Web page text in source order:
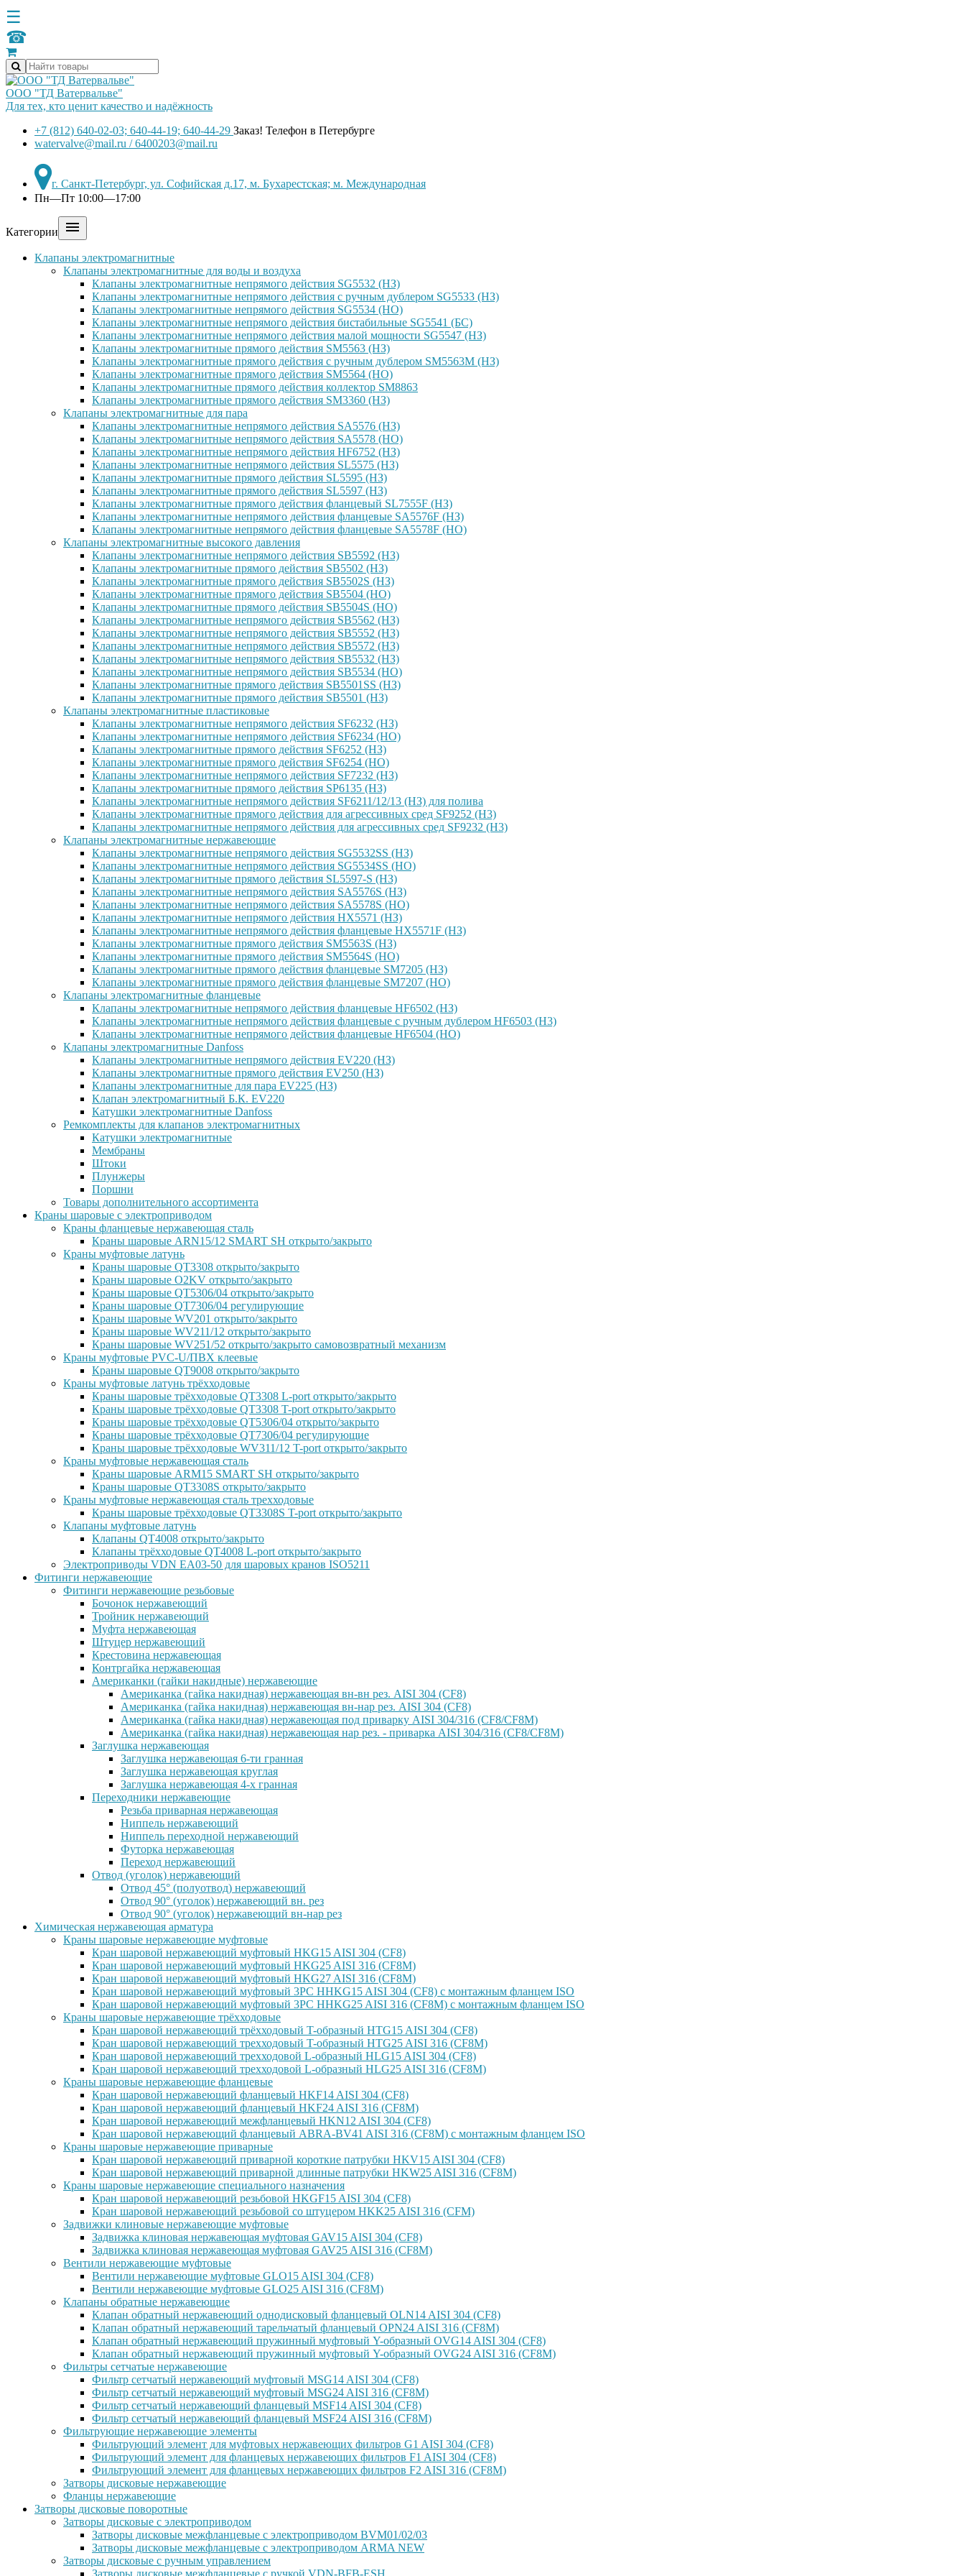
☰
☎
ООО "ТД Ватервальве"
Для тех, кто ценит качество и надёжность
+7 (812) 640-02-03; 640-44-19; 640-44-29 Заказ! Телефон в Петербурге
watervalve@mail.ru / 6400203@mail.ru
г. Санкт-Петербург, ул. Софийская д.17, м. Бухарестская; м. Международная
Пн—Пт 10:00—17:00
Категории 
Клапаны электромагнитные
Клапаны электромагнитные для воды и воздуха
Клапаны электромагнитные непрямого действия SG5532 (НЗ)
Клапаны электромагнитные непрямого действия с ручным дублером SG5533 (НЗ)
Клапаны электромагнитные непрямого действия SG5534 (НО)
Клапаны электромагнитные непрямого действия бистабильные SG5541 (БС)
Клапаны электромагнитные непрямого действия малой мощности SG5547 (НЗ)
Клапаны электромагнитные прямого действия SM5563 (НЗ)
Клапаны электромагнитные прямого действия с ручным дублером SM5563M (НЗ)
Клапаны электромагнитные прямого действия SM5564 (НО)
Клапаны электромагнитные прямого дейcтвия коллектор SM8863
Клапаны электромагнитные прямого действия SM3360 (НЗ)
Клапаны электромагнитные для пара
Клапаны электромагнитные непрямого действия SA5576 (НЗ)
Клапаны электромагнитные непрямого действия SA5578 (НО)
Клапаны электромагнитные непрямого действия HF6752 (НЗ)
Клапаны электромагнитные непрямого действия SL5575 (НЗ)
Клапаны электромагнитные прямого действия SL5595 (НЗ)
Клапаны электромагнитные прямого действия SL5597 (НЗ)
Клапаны электромагнитные прямого действия фланцевый SL7555F (НЗ)
Клапаны электромагнитные непрямого действия фланцевые SA5576F (НЗ)
Клапаны электромагнитные непрямого действия фланцевые SA5578F (НО)
Клапаны электромагнитные высокого давления
Клапаны электромагнитные непрямого действия SB5592 (НЗ)
Клапаны электромагнитные прямого действия SB5502 (НЗ)
Клапаны электромагнитные прямого действия SB5502S (НЗ)
Клапаны электромагнитные прямого действия SB5504 (НО)
Клапаны электромагнитные прямого действия SB5504S (НО)
Клапаны электромагнитные непрямого действия SB5562 (НЗ)
Клапаны электромагнитные непрямого действия SB5552 (НЗ)
Клапаны электромагнитные непрямого действия SB5572 (НЗ)
Клапаны электромагнитные непрямого действия SB5532 (НЗ)
Клапаны электромагнитные непрямого действия SB5534 (НО)
Клапаны электромагнитные прямого действия SB5501SS (НЗ)
Клапаны электромагнитные прямого действия SB5501 (НЗ)
Клапаны электромагнитные пластиковые
Клапаны электромагнитные непрямого действия SF6232 (НЗ)
Клапаны электромагнитные непрямого действия SF6234 (НО)
Клапаны электромагнитные прямого действия SF6252 (НЗ)
Клапаны электромагнитные прямого действия SF6254 (НО)
Клапаны электромагнитные непрямого действия SF7232 (НЗ)
Клапаны электромагнитные прямого действия SP6135 (НЗ)
Клапаны электромагнитные непрямого действия SF6211/12/13 (НЗ) для полива
Клапаны электромагнитные прямого действия для агрессивных сред SF9252 (H3)
Клапаны электромагнитные непрямого действия для агрессивных сред SF9232 (H3)
Клапаны электромагнитные нержавеющие
Клапаны электромагнитные непрямого действия SG5532SS (НЗ)
Клапаны электромагнитные непрямого действия SG5534SS (НО)
Клапаны электромагнитные прямого действия SL5597-S (НЗ)
Клапаны электромагнитные непрямого действия SA5576S (НЗ)
Клапаны электромагнитные непрямого действия SA5578S (НО)
Клапаны электромагнитные непрямого действия HX5571 (НЗ)
Клапаны электромагнитные непрямого действия фланцевые HX5571F (НЗ)
Клапаны электромагнитные прямого действия SM5563S (НЗ)
Клапаны электромагнитные прямого действия SM5564S (НО)
Клапаны электромагнитные прямого действия фланцевые SM7205 (НЗ)
Клапаны электромагнитные прямого действия фланцевые SM7207 (НО)
Клапаны электромагнитные фланцевые
Клапаны электромагнитные непрямого действия фланцевые HF6502 (НЗ)
Клапаны электромагнитные непрямого действия фланцевые с ручным дублером HF6503 (Н3)
Клапаны электромагнитные непрямого действия фланцевые HF6504 (НО)
Клапаны электромагнитные Danfoss
Клапаны электромагнитные непрямого действия EV220 (НЗ)
Клапаны электромагнитные прямого действия EV250 (НЗ)
Клапаны электромагнитные для пара EV225 (НЗ)
Клапан электромагнитный Б.К. EV220
Катушки электромагнитные Danfoss
Ремкомплекты для клапанов электромагнитных
Катушки электромагнитные
Мембраны
Штоки
Плунжеры
Поршни
Товары дополнительного ассортимента
Краны шаровые с электроприводом
Краны фланцевые нержавеющая сталь
Краны шаровые ARN15/12 SMART SH открыто/закрыто
Краны муфтовые латунь
Краны шаровые QT3308 открыто/закрыто
Краны шаровые O2KV открыто/закрыто
Краны шаровые QT5306/04 открыто/закрыто
Краны шаровые QT7306/04 регулирующие
Краны шаровые WV201 открыто/закрыто
Краны шаровые WV211/12 открыто/закрыто
Краны шаровые WV251/52 открыто/закрыто самовозвратный механизм
Краны муфтовые PVC-U/ПВХ клеевые
Краны шаровые QT9008 открыто/закрыто
Краны муфтовые латунь трёхходовые
Краны шаровые трёхходовые QT3308 L-port открыто/закрыто
Краны шаровые трёхходовые QT3308 T-port открыто/закрыто
Краны шаровые трёхходовые QT5306/04 открыто/закрыто
Краны шаровые трёхходовые QT7306/04 регулирующие
Краны шаровые трёхходовые WV311/12 T-port открыто/закрыто
Краны муфтовые нержавеющая сталь
Краны шаровые ARM15 SMART SH открыто/закрыто
Краны шаровые QT3308S открыто/закрыто
Краны муфтовые нержавеющая сталь трехходовые
Краны шаровые трёхходовые QT3308S T-port открыто/закрыто
Клапаны муфтовые латунь
Клапаны QT4008 открыто/закрыто
Клапаны трёхходовые QT4008 L-port открыто/закрыто
Электроприводы VDN EA03-50 для шаровых кранов ISO5211
Фитинги нержавеющие
Фитинги нержавеющие резьбовые
Бочонок нержавеющий
Тройник нержавеющий
Муфта нержавеющая
Штуцер нержавеющий
Крестовина нержавеющая
Контргайка нержавеющая
Американки (гайки накидные) нержавеющие
Американка (гайка накидная) нержавеющая вн-вн рез. AISI 304 (CF8)
Американка (гайка накидная) нержавеющая вн-нар рез. AISI 304 (CF8)
Американка (гайка накидная) нержавеющая под приварку AISI 304/316 (CF8/CF8M)
Американка (гайка накидная) нержавеющая нар рез. - приварка AISI 304/316 (CF8/CF8M)
Заглушка нержавеющая
Заглушка нержавеющая 6-ти гранная
Заглушка нержавеющая круглая
Заглушка нержавеющая 4-х гранная
Переходники нержавеющие
Резьба приварная нержавеющая
Ниппель нержавеющий
Ниппель переходной нержавеющий
Футорка нержавеющая
Переход нержавеющий
Отвод (уголок) нержавеющий
Отвод 45° (полуотвод) нержавеющий
Отвод 90° (уголок) нержавеющий вн. рез
Отвод 90° (уголок) нержавеющий вн-нар рез
Химическая нержавеющая арматура
Краны шаровые нержавеющие муфтовые
Кран шаровой нержавеющий муфтовый HKG15 AISI 304 (CF8)
Кран шаровой нержавеющий муфтовый HKG25 AISI 316 (CF8M)
Кран шаровой нержавеющий муфтовый HKG27 AISI 316 (CF8M)
Кран шаровой нержавеющий муфтовый 3PC HHKG15 AISI 304 (CF8) с монтажным фланцем ISO
Кран шаровой нержавеющий муфтовый 3PC HHKG25 AISI 316 (CF8M) с монтажным фланцем ISO
Краны шаровые нержавеющие трёхходовые
Кран шаровой нержавеющий трёхходовый T-образный HTG15 AISI 304 (CF8)
Кран шаровой нержавеющий трехходовый T-образный HTG25 AISI 316 (CF8M)
Кран шаровой нержавеющий трехходовой L-образный HLG15 AISI 304 (CF8)
Кран шаровой нержавеющий трехходовой L-образный HLG25 AISI 316 (CF8M)
Краны шаровые нержавеющие фланцевые
Кран шаровой нержавеющий фланцевый HKF14 AISI 304 (CF8)
Кран шаровой нержавеющий фланцевый HKF24 AISI 316 (CF8M)
Кран шаровой нержавеющий межфланцевый HKN12 AISI 304 (CF8)
Кран шаровой нержавеющий фланцевый ABRA-BV41 AISI 316 (CF8M) с монтажным фланцем ISO
Краны шаровые нержавеющие приварные
Кран шаровой нержавеющий приварной короткие патрубки HKV15 AISI 304 (CF8)
Кран шаровой нержавеющий приварной длинные патрубки HKW25 AISI 316 (CF8M)
Краны шаровые нержавеющие специального назначения
Кран шаровой нержавеющий резьбовой HKGF15 AISI 304 (CF8)
Кран шаровой нержавеющий резьбовой со штуцером HKK25 AISI 316 (CFM)
Задвижки клиновые нержавеющие муфтовые
Задвижка клиновая нержавеющая муфтовая GAV15 AISI 304 (CF8)
Задвижка клиновая нержавеющая муфтовая GAV25 AISI 316 (CF8M)
Вентили нержавеющие муфтовые
Вентили нержавеющие муфтовые GLO15 AISI 304 (CF8)
Вентили нержавеющие муфтовые GLO25 AISI 316 (CF8M)
Клапаны обратные нержавеющие
Клапан обратный нержавеющий однодисковый фланцевый OLN14 AISI 304 (CF8)
Клапан обратный нержавеющий тарельчатый фланцевый OPN24 AISI 316 (CF8M)
Клапан обратный нержавеющий пружинный муфтовый Y-образный OVG14 AISI 304 (CF8)
Клапан обратный нержавеющий пружинный муфтовый Y-образный OVG24 AISI 316 (CF8М)
Фильтры сетчатые нержавеющие
Фильтр сетчатый нержавеющий муфтовый MSG14 AISI 304 (CF8)
Фильтр сетчатый нержавеющий муфтовый MSG24 AISI 316 (CF8M)
Фильтр сетчатый нержавеющий фланцевый MSF14 AISI 304 (CF8)
Фильтр сетчатый нержавеющий фланцевый MSF24 AISI 316 (CF8M)
Фильтрующие нержавеющие элементы
Фильтрующий элемент для муфтовых нержавеющих фильтров G1 AISI 304 (CF8)
Фильтрующий элемент для фланцевых нержавеющих фильтров F1 AISI 304 (CF8)
Фильтрующий элемент для фланцевых нержавеющих фильтров F2 AISI 316 (CF8M)
Затворы дисковые нержавеющие
Фланцы нержавеющие
Затворы дисковые поворотные
Затворы дисковые с электроприводом
Затворы дисковые межфланцевые с электроприводом BVM01/02/03
Затворы дисковые межфланцевые с электроприводом ARMA NEW
Затворы дисковые с ручным управлением
Затворы дисковые межфланцевые с ручкой VDN-BFB-ESH